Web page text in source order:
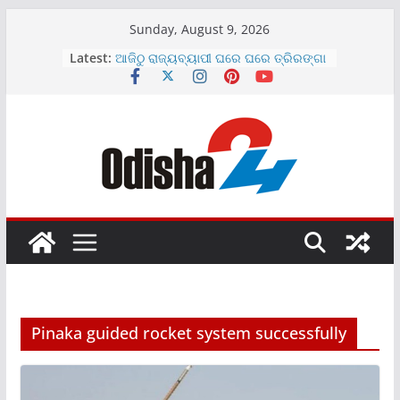
Sunday, August 9, 2026
Latest: ଆଜିଠୁ ରାଜ୍ୟବ୍ୟାପୀ ଘରେ ଘରେ ତ୍ରିରଙ୍ଗା
ଅଭିଯାନ
SBIରେ ୧୫୩୮ କ୍ଲର୍କ ପଦବୀ ପାଇଁ ବିଜ୍ଞପ୍ତି
ଜାରି
ଖୋଲିଲା ହୀରାକୁଦର ଆଉ ୪ ଗେଟ୍
ମାଗଣା ରହିବ UPI ପେମେଣ୍ଟ
Pinaka guided rocket system successfully